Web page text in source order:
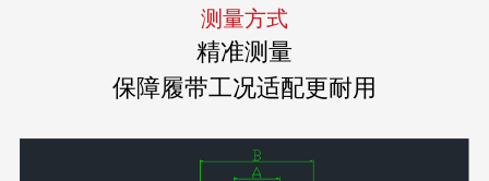
测量方式
精准测量
保障履带工况适配更耐用